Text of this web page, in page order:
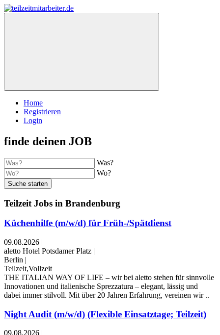
Home
Registrieren
Login
finde deinen JOB
Was?
Wo?
Suche starten
Teilzeit Jobs in Brandenburg
Küchenhilfe (m/w/d) für Früh-/Spätdienst
09.08.2026 |
aletto Hotel Potsdamer Platz |
Berlin |
Teilzeit,Vollzeit
THE ITALIAN WAY OF LIFE – wir bei aletto stehen für sinnvolle
Innovationen und italienische Sprezzatura – elegant, lässig und
dabei immer stilvoll. Mit über 20 Jahren Erfahrung, vereinen wir ..
Night Audit (m/w/d) (Flexible Einsatztage; Teilzeit)
09.08.2026 |